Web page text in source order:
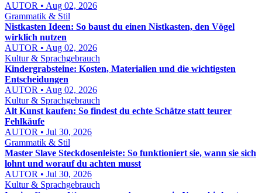
AUTOR • Aug 02, 2026
Grammatik & Stil
Nistkasten Ideen: So baust du einen Nistkasten, den Vögel
wirklich nutzen
AUTOR • Aug 02, 2026
Kultur & Sprachgebrauch
Kindergrabsteine: Kosten, Materialien und die wichtigsten
Entscheidungen
AUTOR • Aug 02, 2026
Kultur & Sprachgebrauch
Alt Kunst kaufen: So findest du echte Schätze statt teurer
Fehlkäufe
AUTOR • Jul 30, 2026
Grammatik & Stil
Master Slave Steckdosenleiste: So funktioniert sie, wann sie sich
lohnt und worauf du achten musst
AUTOR • Jul 30, 2026
Kultur & Sprachgebrauch